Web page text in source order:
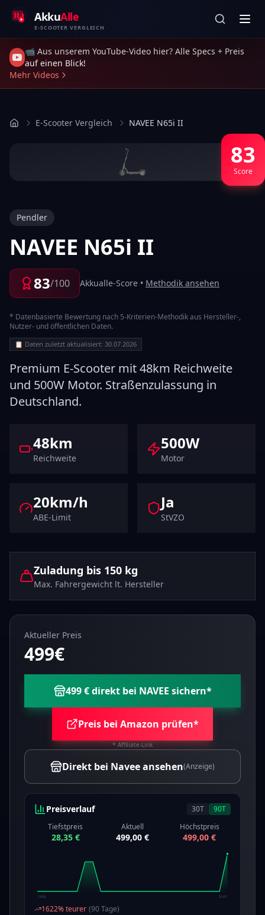
AkkuAlle
E-SCOOTER VERGLEICH
📹 Aus unserem YouTube-Video hier? Alle Specs + Preis
auf einen Blick!
Mehr Videos
E-Scooter Vergleich NAVEE N65i II
83
Score
Pendler
NAVEE N65i II
83/100 Akkualle-Score • Methodik ansehen
* Datenbasierte Bewertung nach 5-Kriterien-Methodik aus Hersteller-,
Nutzer- und öffentlichen Daten.
📋 Daten zuletzt aktualisiert: 30.07.2026
Premium E-Scooter mit48km Reichweite
und 500W Motor. Straßenzulassung in
Deutschland.
48km
Reichweite
500W
Motor
20km/h
ABE-Limit
Ja
StVZO
Zuladung bis 150 kg
Max. Fahrergewicht lt. Hersteller
Aktueller Preis
499€
499 € direkt bei NAVEE sichern*
Preis bei Amazon prüfen*
* Affiliate-Link
Direkt bei Navee ansehen(Anzeige)
Preisverlauf 30T 90T
Tiefstpreis
28,35 €
Aktuell
499,00 €
Höchstpreis
499,00 €
13.05. 21.07.
1622% teurer (90Tage)